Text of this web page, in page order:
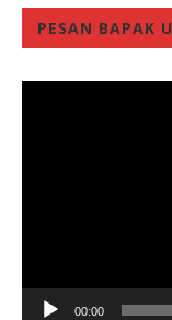
PESAN BAPAK
00:00